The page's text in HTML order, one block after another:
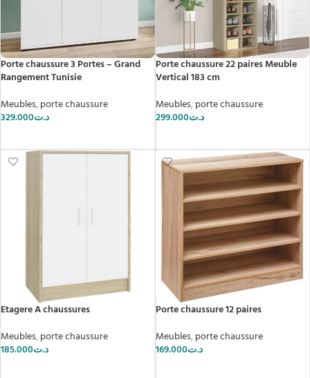
Porte chaussure 3 Portes – Grand
Rangement Tunisie
Meubles,porte chaussure
د.ت329.000
Porte chaussure 22 paires Meuble
Vertical 183 cm
Meubles,porte chaussure
د.ت299.000
Etagere A chaussures
Meubles,porte chaussure
د.ت185.000
Porte chaussure 12 paires
Meubles,porte chaussure
د.ت169.000